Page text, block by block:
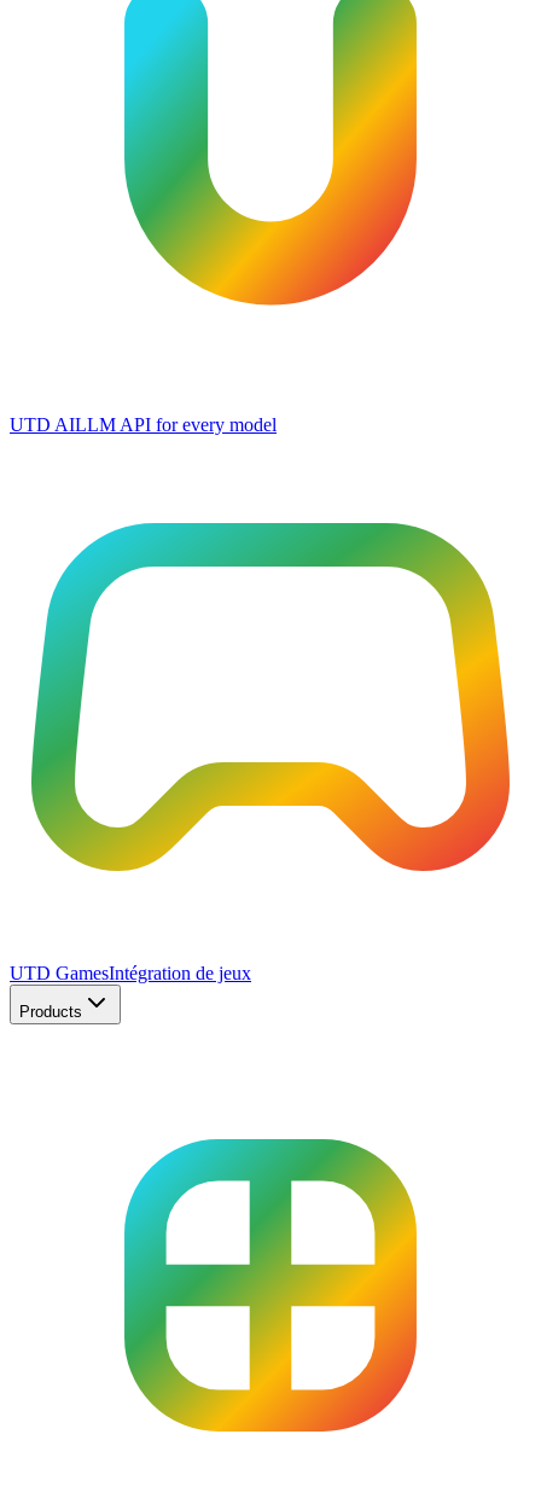
UTD AILLM API for every model
UTD GamesIntégration de jeux
Products